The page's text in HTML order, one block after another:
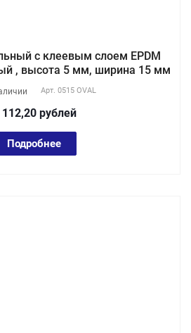
с клеевым слоем EPDM
, высота 5 мм, ширина 15 мм
Арт. 0515 OVAL
112,20 рублей
Подробнее